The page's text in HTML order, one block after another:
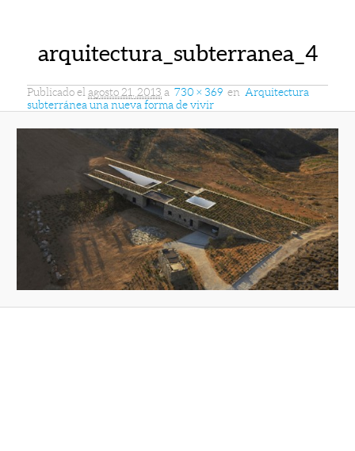
arquitectura_subterranea_4
Publicado el agosto 21, 2013 a 730 × 369 en Arquitectura
subterránea una nueva forma de vivir